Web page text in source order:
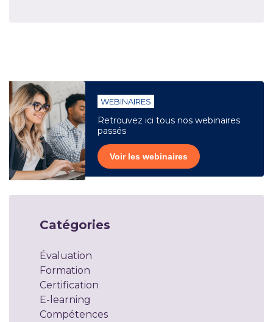
WEBINAIRES
Retrouvez ici tous nos webinaires
passés
Voir les webinaires
Catégories
Évaluation
Formation
Certification
E-learning
Compétences